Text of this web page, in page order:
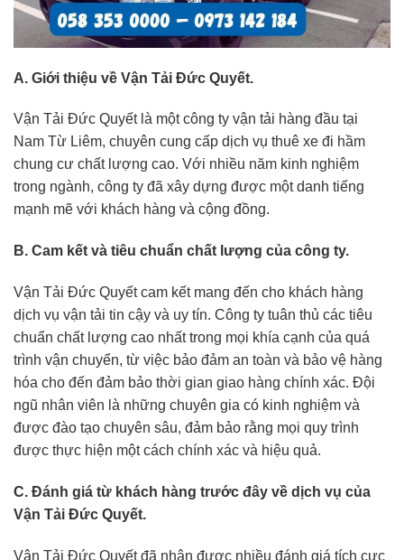
A. Giới thiệu về Vận Tải Đức Quyết.
Vận Tải Đức Quyết là một công ty vận tải hàng đầu tại
Nam Từ Liêm, chuyên cung cấp dịch vụ thuê xe đi hầm
chung cư chất lượng cao. Với nhiều năm kinh nghiệm
trong ngành, công ty đã xây dựng được một danh tiếng
mạnh mẽ với khách hàng và cộng đồng.
B. Cam kết và tiêu chuẩn chất lượng của công ty.
Vận Tải Đức Quyết cam kết mang đến cho khách hàng
dịch vụ vận tải tin cậy và uy tín. Công ty tuân thủ các tiêu
chuẩn chất lượng cao nhất trong mọi khía cạnh của quá
trình vận chuyển, từ việc bảo đảm an toàn và bảo vệ hàng
hóa cho đến đảm bảo thời gian giao hàng chính xác. Đội
ngũ nhân viên là những chuyên gia có kinh nghiệm và
được đào tạo chuyên sâu, đảm bảo rằng mọi quy trình
được thực hiện một cách chính xác và hiệu quả.
C. Đánh giá từ khách hàng trước đây về dịch vụ của
Vận Tải Đức Quyết.
Vận Tải Đức Quyết đã nhận được nhiều đánh giá tích cực